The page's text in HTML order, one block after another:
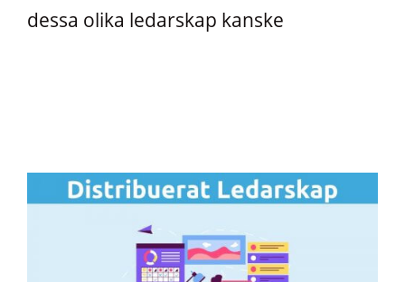
dessa olika ledarskap kanske